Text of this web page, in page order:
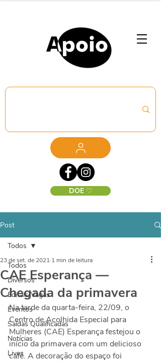
DOE ♡
Post
Todos
Diversos
Editais/Vagas
Eventos
Saídas Qualificadas
Notícias
Lives
Todos
CAE Esperança —
Chegada da primavera
23 de set. de 2021 1 min de leitura
Na tarde da quarta-feira, 22/09, o
Centro de Acolhida Especial para
Mulheres (CAE) Esperança festejou o
início da primavera com um delicioso
café. A decoração do espaço foi